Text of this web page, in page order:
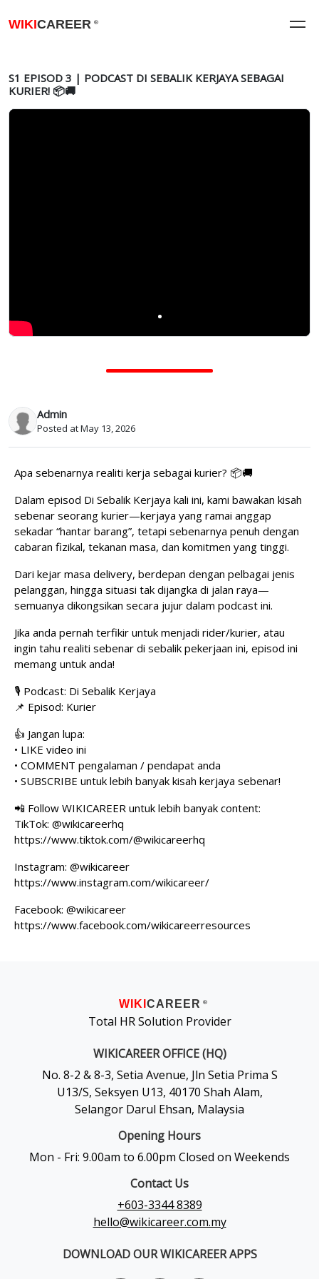
WIKICAREER ®
S1 EPISOD 3 | PODCAST DI SEBALIK KERJAYA SEBAGAI
KURIER! 📦🚚
Admin
Posted at May 13, 2026
Apa sebenarnya realiti kerja sebagai kurier? 📦🚚
Dalam episod Di Sebalik Kerjaya kali ini, kami bawakan kisah
sebenar seorang kurier—kerjaya yang ramai anggap
sekadar “hantar barang”, tetapi sebenarnya penuh dengan
cabaran fizikal, tekanan masa, dan komitmen yang tinggi.
Dari kejar masa delivery, berdepan dengan pelbagai jenis
pelanggan, hingga situasi tak dijangka di jalan raya—
semuanya dikongsikan secara jujur dalam podcast ini.
Jika anda pernah terfikir untuk menjadi rider/kurier, atau
ingin tahu realiti sebenar di sebalik pekerjaan ini, episod ini
memang untuk anda!
🎙️ Podcast: Di Sebalik Kerjaya
📌 Episod: Kurier
👍 Jangan lupa:
• LIKE video ini
• COMMENT pengalaman / pendapat anda
• SUBSCRIBE untuk lebih banyak kisah kerjaya sebenar!
📲 Follow WIKICAREER untuk lebih banyak content:
TikTok: @wikicareerhq
https://www.tiktok.com/@wikicareerhq
Instagram: @wikicareer
https://www.instagram.com/wikicareer/
Facebook: @wikicareer
https://www.facebook.com/wikicareerresources
WIKI CAREER ®
Total HR Solution Provider
WIKICAREER OFFICE (HQ)
No. 8-2 & 8-3, Setia Avenue, Jln Setia Prima S
U13/S, Seksyen U13, 40170 Shah Alam,
Selangor Darul Ehsan, Malaysia
Opening Hours
Mon - Fri: 9.00am to 6.00pm Closed on Weekends
Contact Us
+603-3344 8389
hello@wikicareer.com.my
DOWNLOAD OUR WIKICAREER APPS